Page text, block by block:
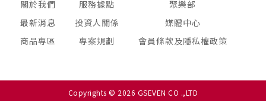
關於我們
最新消息
商品專區
服務據點
投資人關係
專案規劃
聚樂部
媒體中心
會員條款及隱私權政策
Copyrights © 2026 GSEVEN CO .,LTD